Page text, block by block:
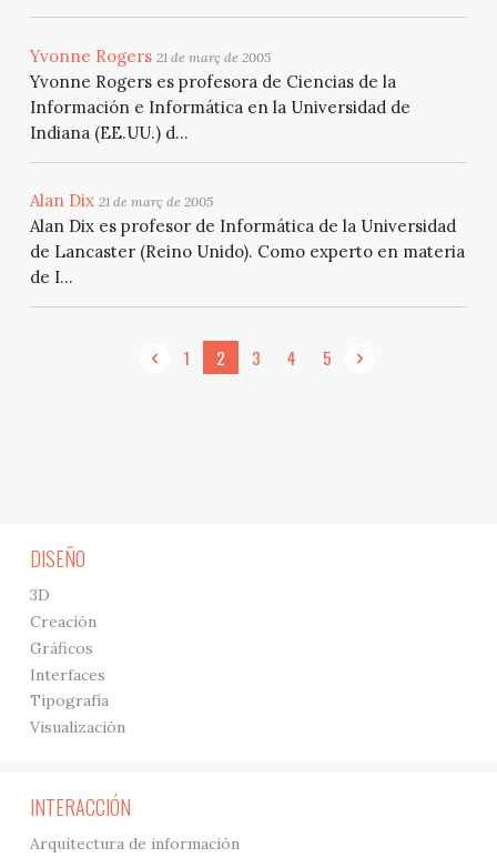
Yvonne Rogers 21 de març de 2005
Yvonne Rogers es profesora de Ciencias de la
Información e Informática en la Universidad de
Indiana (EE.UU.) d...
Alan Dix 21 de març de 2005
Alan Dix es profesor de Informática de la Universidad
de Lancaster (Reino Unido). Como experto en materia
de I...
1 2 3 4 5
DISEÑO
3D
Creación
Gráficos
Interfaces
Tipografía
Visualización
INTERACCIÓN
Arquitectura de información